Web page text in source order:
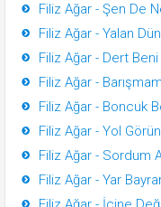
Filiz Ağar - Şen De
Filiz Ağar - Yalan
Filiz Ağar - Dert
Filiz Ağar -
Filiz Ağar - Boncuk
Filiz Ağar - Yol
Filiz Ağar - Sordum
Filiz Ağar - Yar